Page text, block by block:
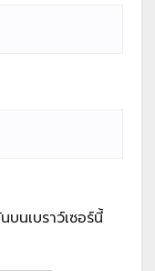
นเบราว์เซอร์นี้